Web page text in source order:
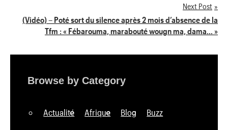
Next Post
(Vidéo) – Poté sort du silence après 2 mois d’absence de la
Tfm : « Fébarouma, marabouté wougn ma, dama… »
Browse by Category
Actualité Afrique Blog Buzz